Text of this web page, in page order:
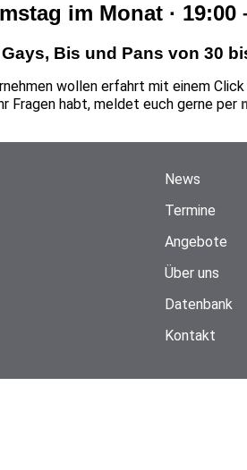
im Monat · 19:00
Bis und Pans von 30
wollen erfahrt mit einem
Fragen habt, meldet euch gerne per
News
Termine
Angebote
Über uns
Datenbank
Kontakt